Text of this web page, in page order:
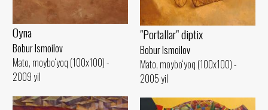
"Portallar" diptix
Bobur Ismoilov
Mato, moybo‘yoq (100x100) -
2005 yil
Oyna
Bobur Ismoilov
Mato, moybo‘yoq (100x100) -
2009 yil